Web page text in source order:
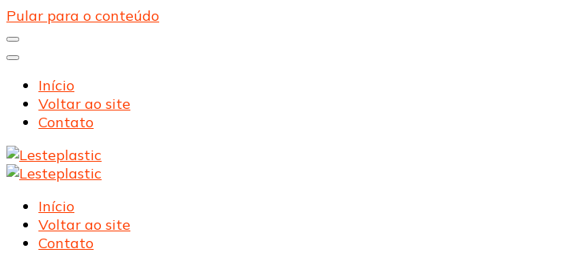
Pular para o conteúdo
Início
Voltar ao site
Contato
Lesteplastic
Blog – Lesteplastic
Lesteplastic
Blog – Lesteplastic
Início
Voltar ao site
Contato